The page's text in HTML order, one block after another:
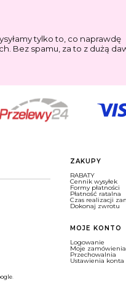
tylko to, co naprawdę
Bez spamu, za to z dużą
Linki w
ZAKUPY
RABATY
Cennik wysyłek
Formy płatności
Płatność ratalna
Czas realizacji
Dokonaj zwrotu
MOJE KONTO
Logowanie
Moje zamówienia
Przechowalnia
Ustawienia konta
.